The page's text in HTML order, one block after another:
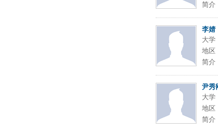
简介
李婧
大学
地区
简介
尹秀
大学
地区
简介